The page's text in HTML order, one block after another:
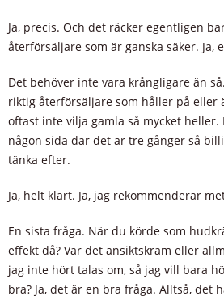
Ja, precis. Och det räcker egentligen
återförsäljare som är ganska säker. Ja,
Det behöver inte vara krångligare än
riktig återförsäljare som håller på eller
oftast inte vilja gamla så mycket
någon sida där det är tre gånger så
tänka efter.
Ja, helt klart. Ja, jag rekommenderar
En sista fråga. När du körde som
effekt då? Var det ansiktskräm eller
jag inte hört talas om, så jag vill bara
bra? Ja, det är en bra fråga. Alltså, det